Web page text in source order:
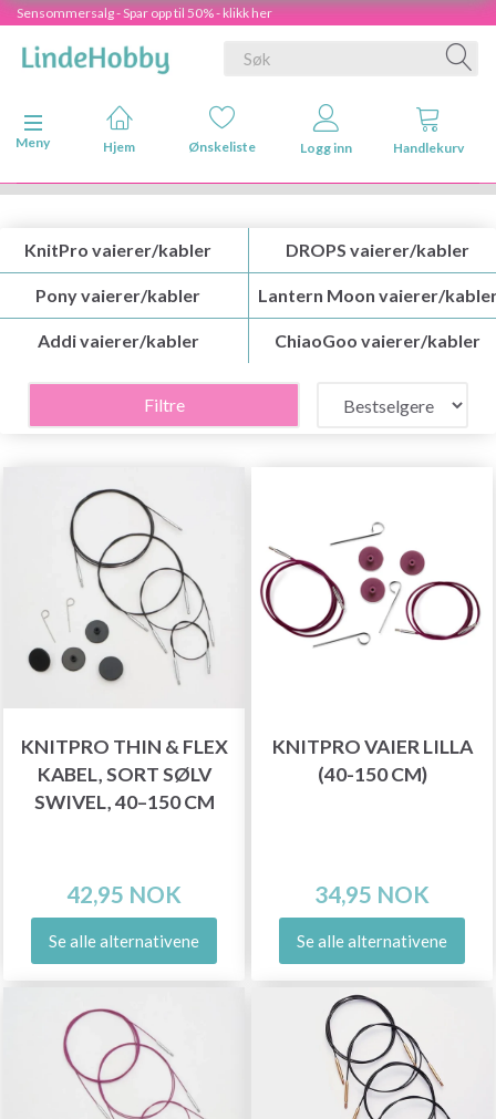
Sensommersalg - Spar opp til 50% - klikk her
Veksle navigasjon
Meny
Hjem Ønskeliste Logg inn Handlekurv
KnitPro vaierer/kabler DROPS vaierer/kabler
Pony vaierer/kabler Lantern Moon vaierer/
Addi vaierer/kabler ChiaoGoo vaierer/kabler
Filtre
KNITPRO THIN & FLEX
KABEL, SORT SØLV
SWIVEL, 40–150 CM
42,95 NOK
Se alle alternativene
KNITPRO VAIER LILLA
(40-150 CM)
34,95 NOK
Se alle alternativene